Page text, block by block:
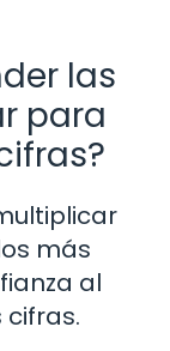
las
para
más
al